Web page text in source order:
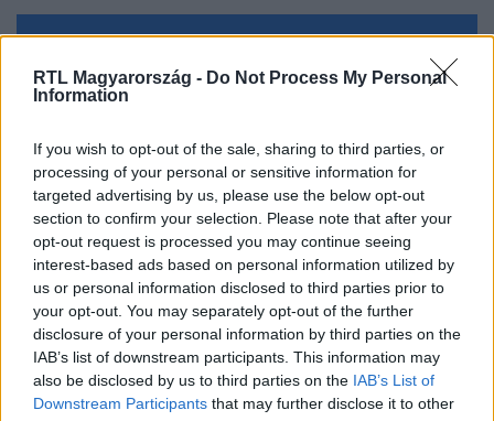
RTL Magyarország - Do Not Process My Personal
Information
If you wish to opt-out of the sale, sharing to third parties, or
processing of your personal or sensitive information for
targeted advertising by us, please use the below opt-out
section to confirm your selection. Please note that after your
opt-out request is processed you may continue seeing
interest-based ads based on personal information utilized by
us or personal information disclosed to third parties prior to
your opt-out. You may separately opt-out of the further
disclosure of your personal information by third parties on the
IAB’s list of downstream participants. This information may
also be disclosed by us to third parties on the IAB’s List of
Downstream Participants that may further disclose it to other
Facebookon is!
Követem
#BARÁTOK KÖZT #ADÁSRÉSZLETEK # RTL
RTL KLUB ÜZLET # ÁTVERÉS
#LEBUKÁS #FEKETE LUCA #TRUCKENBROD FANNI
#HÁROS KORNÉL #ENDRÉDY GÁBOR #SOROZAT